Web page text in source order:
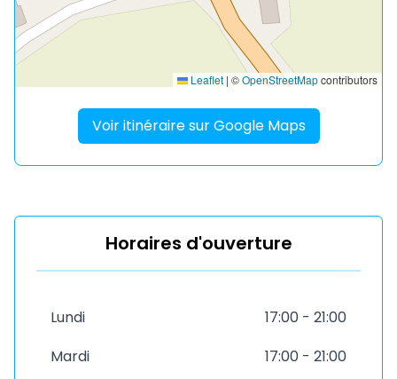
Leaflet | ©OpenStreetMapcontributors
Voir itinéraire sur Google Maps
Horaires d'ouverture
Lundi
17:00 - 21:00
Mardi
17:00 - 21:00